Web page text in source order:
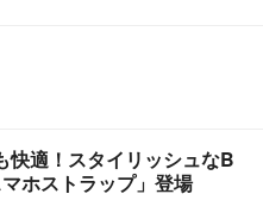
快適！スタイリッシュなB
ホストラップ」登場